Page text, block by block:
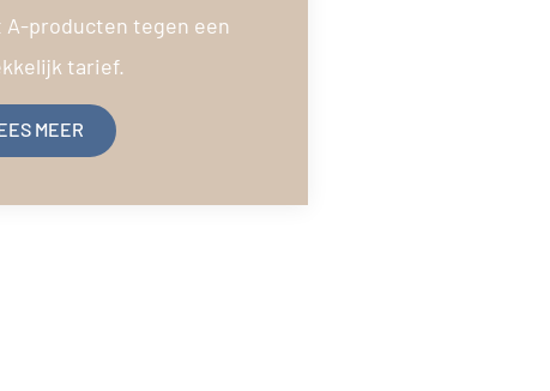
A-producten tegen een
tarief.
MEER